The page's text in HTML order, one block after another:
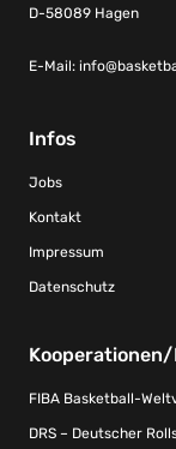
D-58089 Hagen
E-Mail:
Infos
Jobs
Kontakt
Impressum
Datenschutz
FIBA Basketball-
DRS – Deutscher